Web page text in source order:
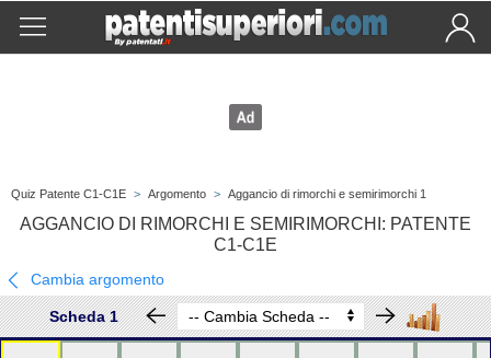
Quiz Patente C1-C1E > Argomento > Aggancio di rimorchi e semirimorchi 1
AGGANCIO DI RIMORCHI E SEMIRIMORCHI: PATENTE
C1-C1E
Cambia argomento
Scheda 1